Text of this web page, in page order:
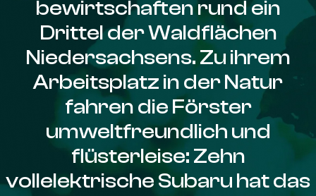
bewirtschaften rund ein
Drittel der Waldflächen
Niedersachsens. Zu ihrem
Arbeitsplatz in der Natur
fahren die Förster
umweltfreundlich und
flüsterleise: Zehn
vollelektrische Subaru hat das